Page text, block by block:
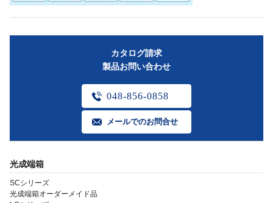
カタログ請求
製品お問い合わせ
048-856-0858
メールでのお問合せ
光成端箱
SCシリーズ
光成端箱オーダーメイド品